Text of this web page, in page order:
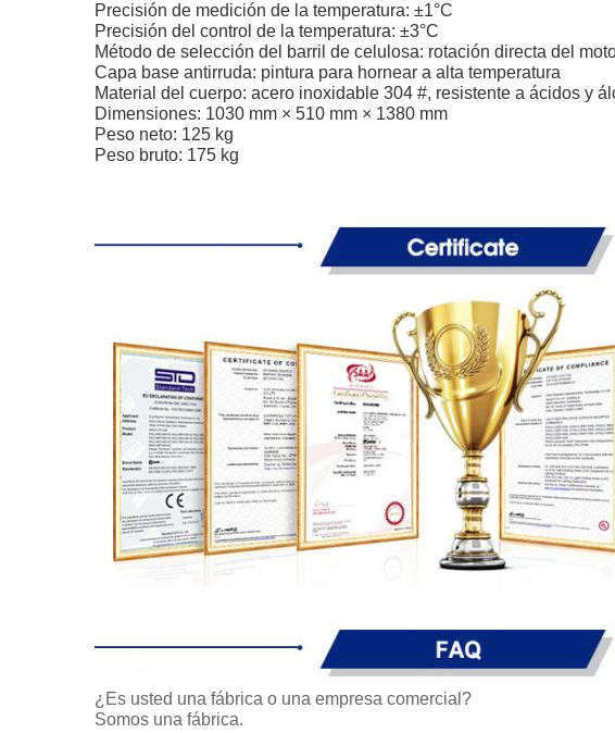
Precisión de medición de la temperatura: ±1°C
Precisión del control de la temperatura: ±3°C
Método de selección del barril de celulosa: rotación directa del
Capa base antirruda: pintura para hornear a alta temperatura
Material del cuerpo: acero inoxidable 304 #, resistente a ácidos y
Dimensiones: 1030 mm × 510 mm × 1380 mm
Peso neto: 125 kg
Peso bruto: 175 kg
¿Es usted una fábrica o una empresa comercial?
Somos una fábrica.